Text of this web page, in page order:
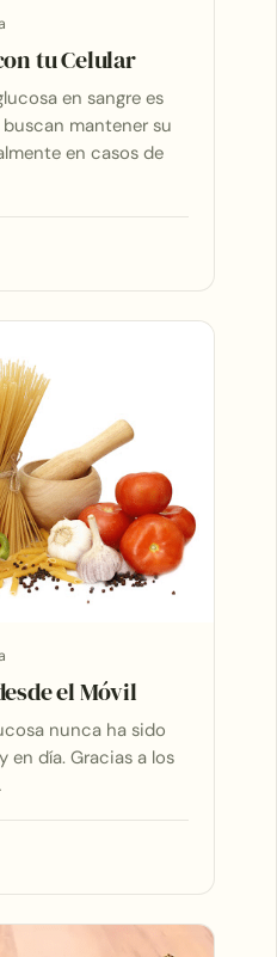
tu Celular
en sangre es
mantener su
en casos de
el Móvil
nunca ha sido
en día. Gracias a los